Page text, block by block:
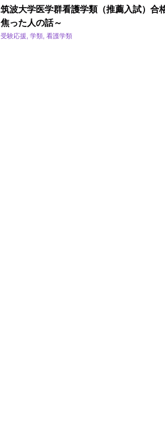
筑波大学医学群看護学類（推薦入試）合
焦った人の話～
受験応援, 学類, 看護学類